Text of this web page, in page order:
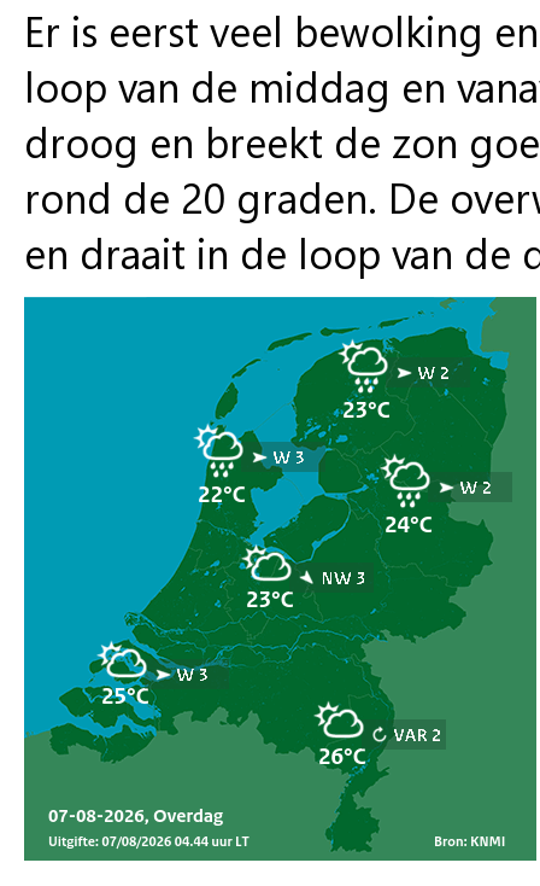
Er is eerst veel bewolking
loop van de middag en
droog en breekt de zon
rond de 20 graden. De
en draait in de loop van de